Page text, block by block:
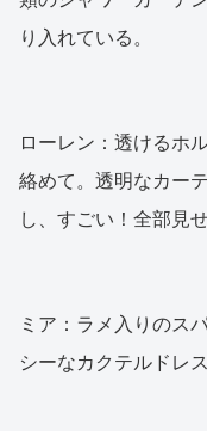
り入れている。
ローレン：透けるホ
絡めて。透明なカー
し、すごい！全部見
ミア：ラメ入りのス
シーなカクテルドレ